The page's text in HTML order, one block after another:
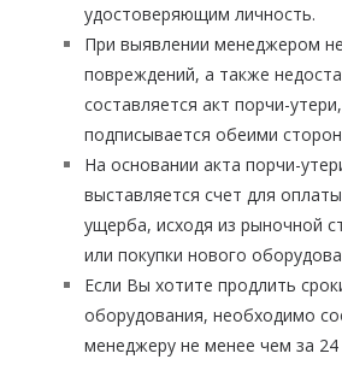
удостоверяющим личность.
При выявлении менеджером
повреждений, а также
составляется акт порчи-
подписывается обеими
На основании акта порчи-
выставляется счет для
ущерба, исходя из рыночной
или покупки нового
Если Вы хотите продлить
оборудования, необходимо
менеджеру не менее чем за